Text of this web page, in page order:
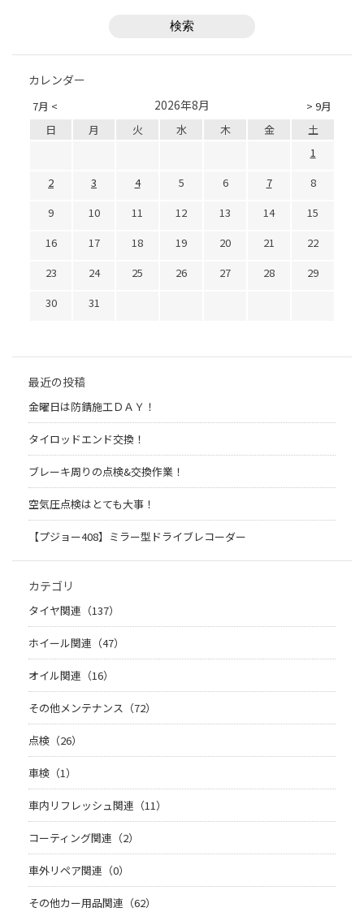
カレンダー
7月 < > 9月
2026年8月
日 月 火 水 木 金
土
1
2
3 4 5 6 7
8
9
10 11 12 13 14
15
16
17 18 19 20 21
22
23
24 25 26 27 28
29
30
31
最近の投稿
金曜日は防錆施工ＤＡＹ！
タイロッドエンド交換！
ブレーキ周りの点検&交換作業！
空気圧点検はとても大事！
【プジョー408】ミラー型ドライブレコーダー
カテゴリ
タイヤ関連（137）
ホイール関連（47）
オイル関連（16）
その他メンテナンス（72）
点検（26）
車検（1）
車内リフレッシュ関連（11）
コーティング関連（2）
車外リペア関連（0）
その他カー用品関連（62）